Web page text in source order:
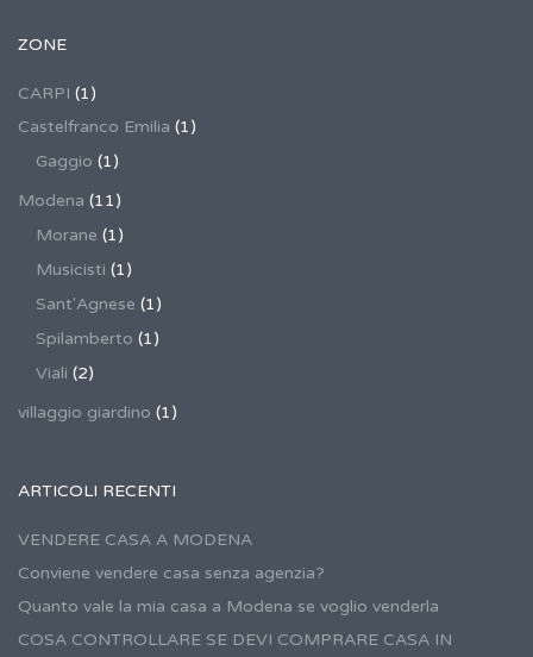
ZONE
CARPI (1)
Castelfranco Emilia (1)
Gaggio (1)
Modena (11)
Morane (1)
Musicisti (1)
Sant'Agnese (1)
Spilamberto (1)
Viali (2)
villaggio giardino (1)
ARTICOLI RECENTI
VENDERE CASA A MODENA
Conviene vendere casa senza agenzia?
Quanto vale la mia casa a Modena se voglio venderla
COSA CONTROLLARE SE DEVI COMPRARE CASA IN